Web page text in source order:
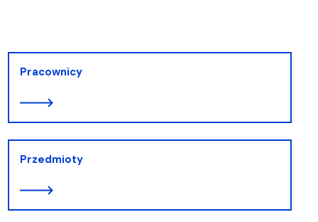
Pracownicy
Przedmioty